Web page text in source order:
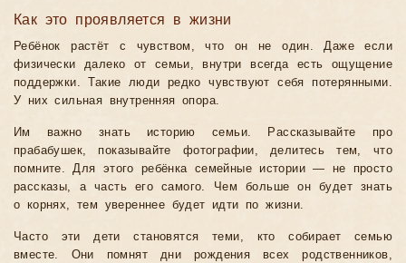
Как это проявляется в жизни
Ребёнок растёт с чувством, что он не один. Даже если
физически далеко от семьи, внутри всегда есть ощущение
поддержки. Такие люди редко чувствуют себя потерянными.
У них сильная внутренняя опора.
Им важно знать историю семьи. Рассказывайте про
прабабушек, показывайте фотографии, делитесь тем, что
помните. Для этого ребёнка семейные истории — не просто
рассказы, а часть его самого. Чем больше он будет знать
о корнях, тем увереннее будет идти по жизни.
Часто эти дети становятся теми, кто собирает семью
вместе. Они помнят дни рождения всех родственников,